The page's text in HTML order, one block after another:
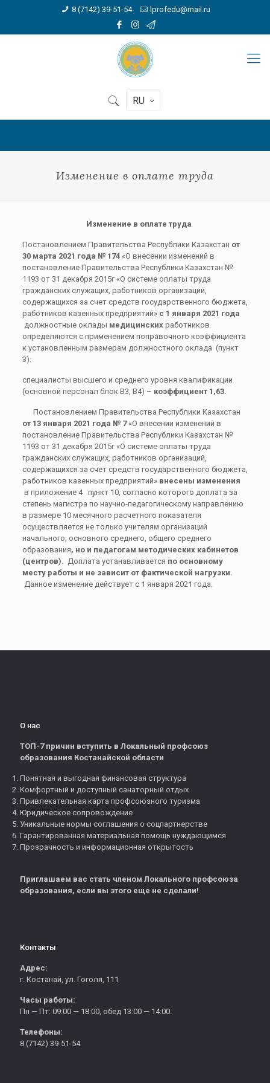
8 (7142) 39-51-54 lprofedu@mail.ru
RU
Изменение в оплате труда
Изменение в оплате труда
Постановлением Правительства Республики Казахстан от
30 марта 2021 года № 174 «О внесении изменений в
постановление Правительства Республики Казахстан №
1193 от 31 декабря 2015г «О системе оплаты труда
гражданских служащих, работников организаций,
содержащихся за счет средств государственного бюджета,
работников казенных предприятий» с 1 января 2021 года
должностные оклады медицинскихработников
определяются с применением поправочного коэффициента
к установленным размерам должностного оклада (пункт
3):
специалисты высшего и среднего уровня квалификации
(основной персонал блок В3, В4) – коэффициент 1,63.
Постановлением Правительства Республики Казахстан
от 13 января 2021 года № 7«О внесении изменений в
постановление Правительства Республики Казахстан №
1193 от 31 декабря 2015г «О системе оплаты труда
гражданских служащих, работников организаций,
содержащихся за счет средств государственного бюджета,
работников казенных предприятий»внесены изменения
в приложение 4 пункт 10, согласно которого доплата за
степень магистра по научно-педагогическому направлению
в размере 10 месячного расчетного показателя
осуществляется не только учителям организаций
начального, основного среднего, общего среднего
образования, но и педагогам методических кабинетов
(центров). Доплата устанавливается по основному
месту работы и не зависит от фактической нагрузки.
Данное изменение действует с 1 января 2021 года.
О нас
ТОП-7 причин вступить в Локальный профсоюз
образования Костанайской области
Понятная и выгодная финансовая структура
Комфортный и доступный санаторный отдых
Привлекательная карта профсоюзного туризма
Юридическое сопровождение
Уникальные нормы соглашения о соцпартнерстве
Гарантированная материальная помощь нуждающимся
Прозрачность и информационная открытость
Приглашаем вас стать членом Локального профсоюза
образования, если вы этого еще не сделали!
Контакты
Адрес:
г. Костанай, ул. Гоголя, 111
Часы работы:
Пн — Пт: 09:00 — 18:00, обед 13:00 — 14:00.
Телефоны:
8 (7142) 39-51-54